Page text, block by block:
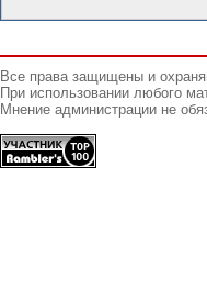
Все права защищены и
При использовании любого
Мнение администрации не